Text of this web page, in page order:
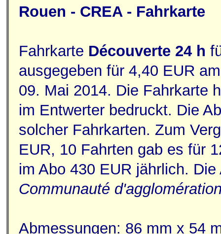
Rouen - CREA - Fahrkarte
Fahrkarte Découverte 24 h
ausgegeben für 4,40 EUR
09. Mai 2014. Die Fahrkarte
im Entwerter bedruckt. Die
solcher Fahrkarten. Zum
EUR, 10 Fahrten gab es für
im Abo 430 EUR jährlich.
Communauté
Abmessungen: 86 mm x 54